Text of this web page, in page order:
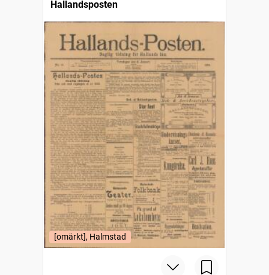
Hallandsposten
[omärkt], Halmstad